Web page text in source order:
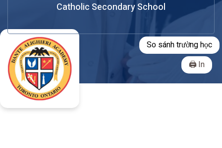
Catholic Secondary School
So sánh trường học
In